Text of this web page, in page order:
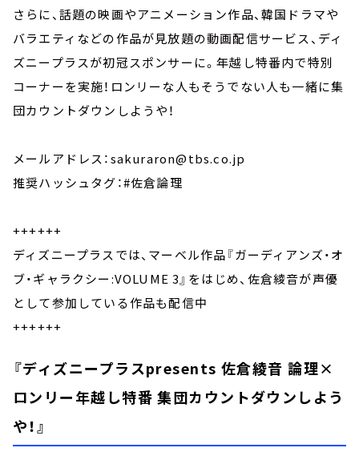
さらに、話題の映画やアニメーション作品、韓国ドラマや
バラエティなどの作品が見放題の動画配信サービス、ディ
ズニープラスが初冠スポンサーに。年越し特番内で特別
コーナーを実施！ロンリーな人もそうでない人も一緒に集
団カウントダウンしようや！
メールアドレス：sakuraron@tbs.co.jp
推奨ハッシュタグ：#佐倉論理
++++++
ディズニープラスでは、マーベル作品『ガーディアンズ・オ
ブ・ギャラクシー:VOLUME 3』をはじめ、佐倉綾音が声優
として参加している作品も配信中
++++++
『ディズニープラスpresents 佐倉綾音 論理×
ロンリー年越し特番 集団カウントダウンしよう
や！』